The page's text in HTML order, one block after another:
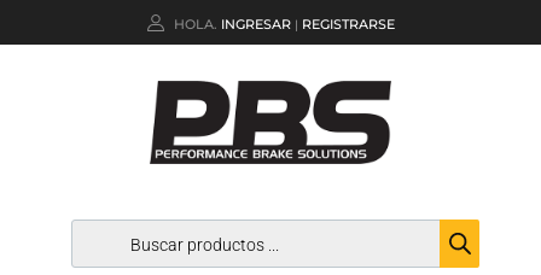
HOLA. INGRESAR | REGISTRARSE